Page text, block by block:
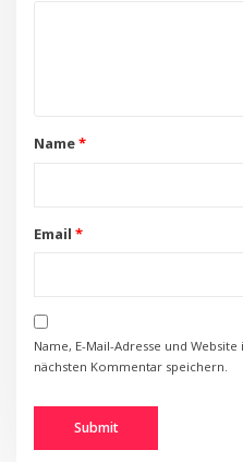
Name*
Email *
Name, E-Mail-Adresse und
nächsten Kommentar speichern.